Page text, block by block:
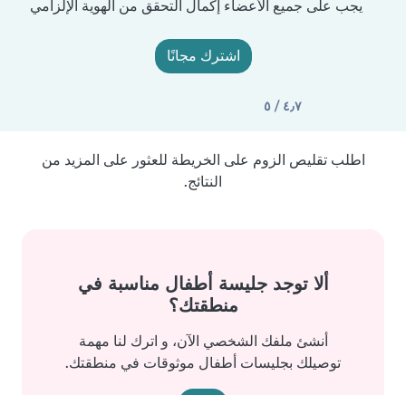
يجب على جميع الأعضاء إكمال التحقق من الهوية الإلزامي
اشترك مجانًا
٤٫٧ / ٥
اطلب تقليص الزوم على الخريطة للعثور على المزيد من
النتائج.
ألا توجد جليسة أطفال مناسبة في
منطقتك؟
أنشئ ملفك الشخصي الآن، و اترك لنا مهمة
توصيلك بجليسات أطفال موثوقات في منطقتك.